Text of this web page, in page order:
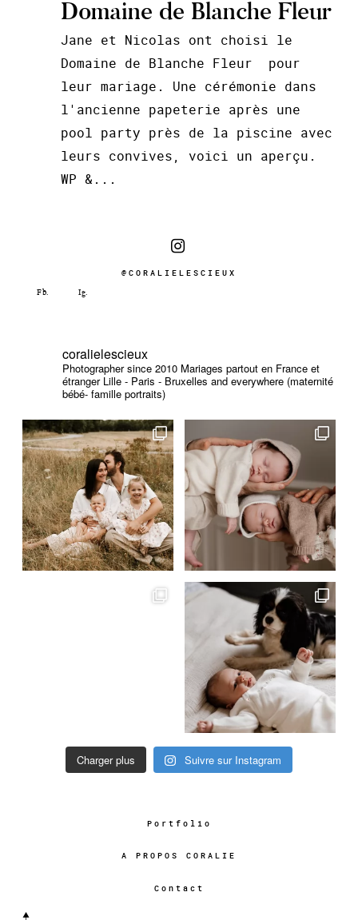
Domaine de Blanche Fleur
Jane et Nicolas ont choisi le
Domaine de Blanche Fleur pour
leur mariage. Une cérémonie dans
l'ancienne papeterie après une
pool party près de la piscine avec
leurs convives, voici un aperçu.
WP &...
@CORALIELESCIEUX
coralielescieux
Photographer since 2010 Mariages partout en France et
étranger Lille - Paris - Bruxelles and everywhere (maternité
bébé- famille portraits)
Charger plus Suivre sur Instagram
Portfolio
A PROPOS CORALIE
Contact